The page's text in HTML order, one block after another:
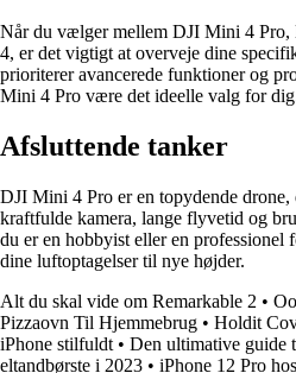
Når du vælger mellem DJI Mini 4
4, er det vigtigt at overveje dine
prioriterer avancerede funktioner og
Mini 4 Pro være det ideelle valg for
Afsluttende tanker
DJI Mini 4 Pro er en topydende drone,
kraftfulde kamera, lange flyvetid og
du er en hobbyist eller en
dine luftoptagelser til nye højder.
Alt du skal vide om Remarkable 2 •
Pizzaovn Til Hjemmebrug • Holdit
iPhone stilfuldt • Den ultimative guide
eltandbørste i 2023 • iPhone 12 Pro